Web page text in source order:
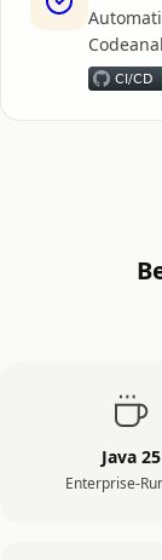
Java 25
Enterprise-